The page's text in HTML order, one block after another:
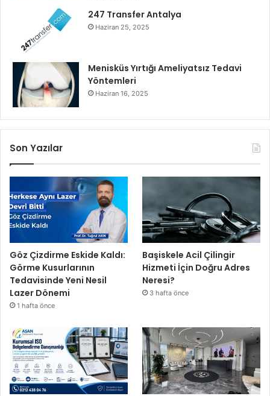
a
c
5
K
a
m
S
a
l
ı
0
0
0
’
247 Transfer Antalya
Haziran 25, 2025
Menisküs Yırtığı Ameliyatsız Tedavi
Yöntemleri
Haziran 16, 2025
Son Yazılar
Göz Çizdirme Eskide Kaldı:
Görme Kusurlarının
Tedavisinde Yeni Nesil
Lazer Dönemi
1 hafta önce
Başiskele Acil Çilingir
Hizmeti İçin Doğru Adres
Neresi?
3 hafta önce